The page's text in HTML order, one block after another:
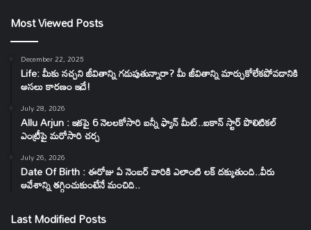
Most Viewed Posts
December 22, 2025
Life: మీకు నచ్చని జీవితాన్ని గడుపుతున్నారా? మీ జీవితాన్ని మార్చుకోలేకపోవడానికి
అసలు కారణం ఇదే!
July 28, 2026
Allu Arjun : ఇకపై 6 నెలలకోసారి బన్నీ ఫ్యాన్ మీట్..ఐకాన్ స్టార్ పొలిటికల్
ఎంట్రీపై మరోసారి చర్చ
July 26, 2026
Date Of Birth : ఈరోజు ఏ నెంబర్ వారికి ఎలాంటి లక్ దక్కుతుంది..వీరు
ఆవేశాన్ని తగ్గించుకుంటేనే మంచిది..
Last Modified Posts